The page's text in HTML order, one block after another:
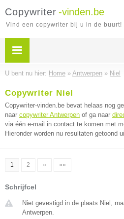
Copywriter -vinden.be
Vind een copywriter bij u in de buurt!
U bent nu hier: Home » Antwerpen » Niel
Copywriter Niel
Copywriter-vinden.be bevat helaas nog
naar copywriter Antwerpen of ga naar
via één e-mail in contact te komen met
Hieronder worden nu resultaten getoond
1 2 » »»
Schrijfcel
Niet gevestigd in de plaats Niel,
Antwerpen.